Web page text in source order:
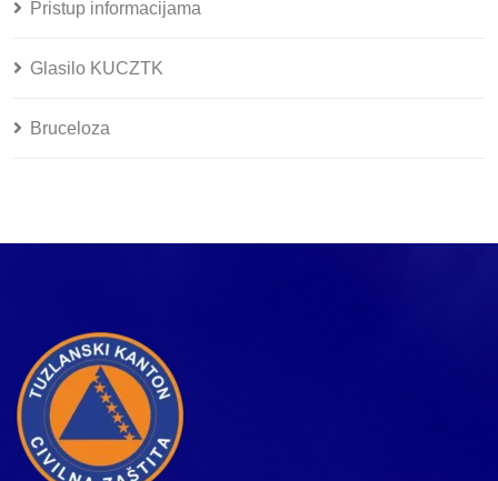
Pristup informacijama
Glasilo KUCZTK
Bruceloza